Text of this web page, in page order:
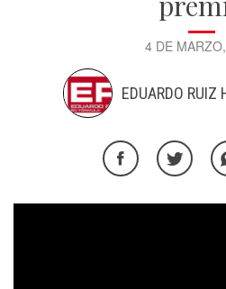
4 DE
EDUARDO RUIZ